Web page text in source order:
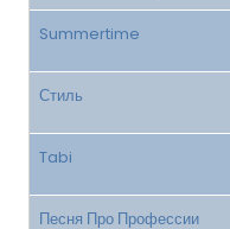
Summertime
Стиль
Tabi
Песня Про Профессии